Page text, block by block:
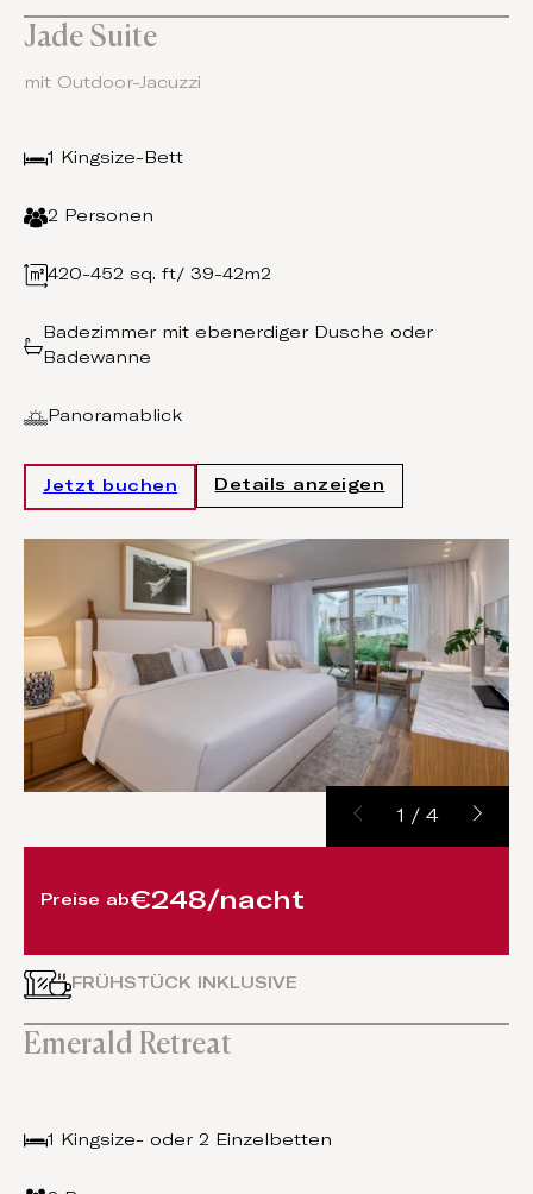
Jade Suite
mit Outdoor-Jacuzzi
1 Kingsize-Bett
2 Personen
420-452 sq. ft/ 39-42m2
Badezimmer mit ebenerdiger Dusche oder
Badewanne
Panoramablick
Jetzt buchen Details anzeigen
FRÜHSTÜCK INKLUSIVE
Emerald Retreat
1 Kingsize- oder 2 Einzelbetten
1 / 4
Preise ab€248/nacht